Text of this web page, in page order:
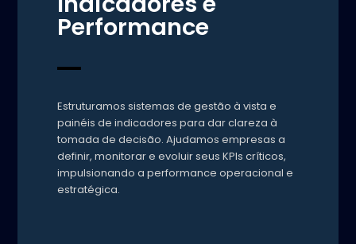
Performance
Estruturamos sistemas de gestão à vista e
painéis de indicadores para dar clareza à
tomada de decisão. Ajudamos empresas a
definir, monitorar e evoluir seus KPIs críticos,
impulsionando a performance operacional e
estratégica.